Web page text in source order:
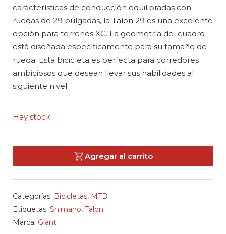
características de conducción equilibradas con
ruedas de 29 pulgadas, la Talon 29 es una excelente
opción para terrenos XC. La geometría del cuadro
está diseñada específicamente para su tamaño de
rueda. Esta bicicleta es perfecta para corredores
ambiciosos que desean llevar sus habilidades al
siguiente nivel.
Hay stock
Agregar al carrito
Categorías: Bicicletas, MTB
Etiquetas: Shimano, Talon
Marca: Giant